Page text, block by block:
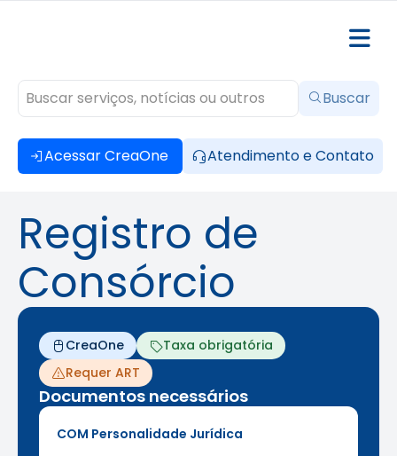
Acessar CreaOne Atendimento e Contato
Buscar
Registro de
Consórcio
CreaOne
Taxa obrigatória
Requer ART
Documentos necessários
COM Personalidade Jurídica